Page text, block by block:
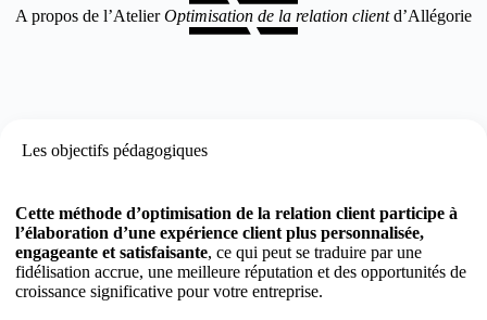
A propos de l’AtelierOptimisation de la relation clientd’Allégorie
Les objectifs pédagogiques
Cette méthode d’optimisation de la relation client participe à
l’élaboration d’une expérience client plus personnalisée,
engageante et satisfaisante, ce qui peut se traduire par une
fidélisation accrue, une meilleure réputation et des opportunités de
croissance significative pour votre entreprise.